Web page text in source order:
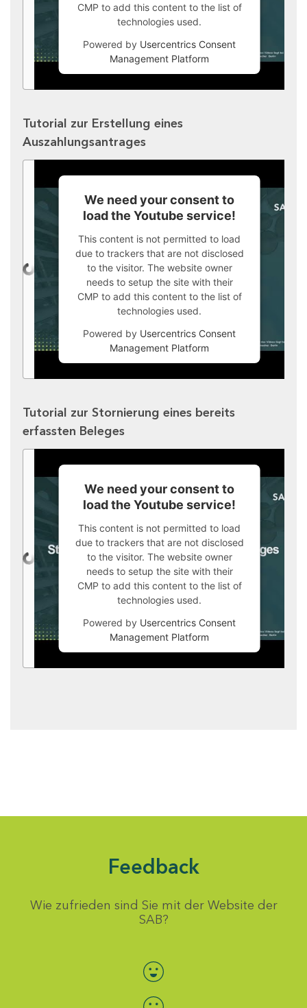
CMP to add this content to the list of
technologies used.
Powered by Usercentrics Consent
Management Platform
Tutorial zur Erstellung eines
Auszahlungsantrages
We need your consent to
load the Youtube service!
This content is not permitted to load
due to trackers that are not disclosed
to the visitor. The website owner
needs to setup the site with their
CMP to add this content to the list of
technologies used.
Powered by Usercentrics Consent
Management Platform
Tutorial zur Stornierung eines bereits
erfassten Beleges
We need your consent to
load the Youtube service!
This content is not permitted to load
due to trackers that are not disclosed
to the visitor. The website owner
needs to setup the site with their
CMP to add this content to the list of
technologies used.
Powered by Usercentrics Consent
Management Platform
Feedback
Wie zufrieden sind Sie mit der Website der
SAB?
Bewertung auswählen